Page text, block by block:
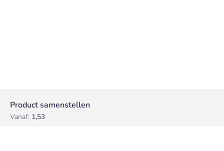
Product samenstellen
Vanaf: 1,53